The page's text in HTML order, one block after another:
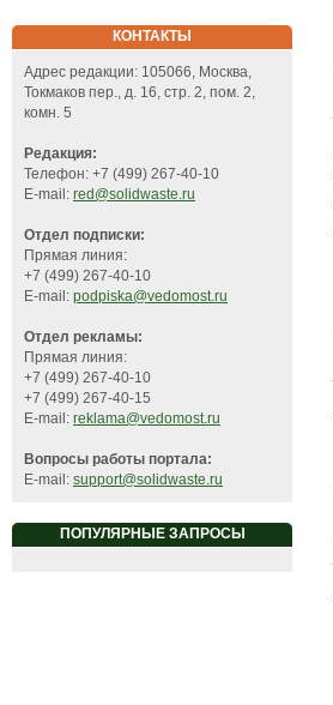
КОНТАКТЫ
Адрес редакции: 105066, Москва,
Токмаков пер., д. 16, стр. 2, пом. 2,
комн. 5
Редакция:
Телефон: +7 (499) 267-40-10
E-mail: red@solidwaste.ru
Отдел подписки:
Прямая линия:
+7 (499) 267-40-10
E-mail: podpiska@vedomost.ru
Отдел рекламы:
Прямая линия:
+7 (499) 267-40-10
+7 (499) 267-40-15
E-mail: reklama@vedomost.ru
Вопросы работы портала:
E-mail: support@solidwaste.ru
ПОПУЛЯРНЫЕ ЗАПРОСЫ